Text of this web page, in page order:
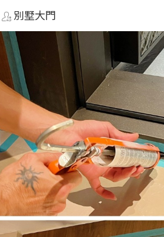
別墅大門